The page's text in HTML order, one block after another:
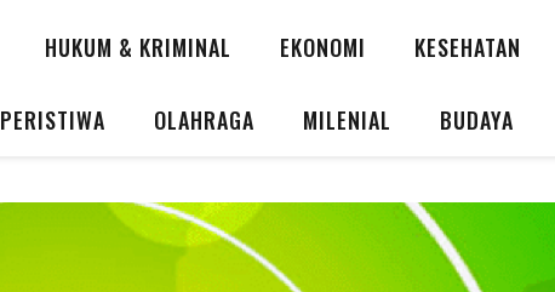
HUKUM & KRIMINAL EKONOMI KESEHATAN
PERISTIWA OLAHRAGA MILENIAL BUDAYA